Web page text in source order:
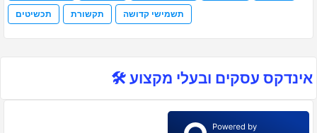
תכשיטים
תקשורת תשמישי קדושה
אינדקס עסקים ובעלי מקצוע 🛠